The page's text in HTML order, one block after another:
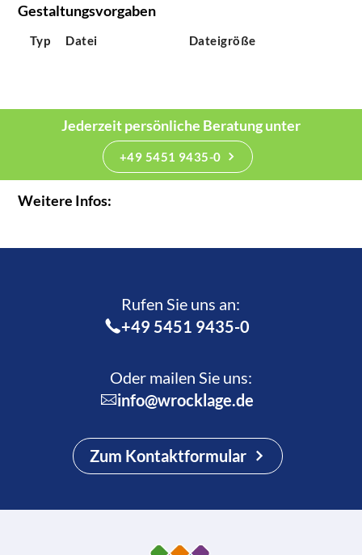
Gestaltungsvorgaben
Typ Datei Dateigröße
Jederzeit persönliche Beratung unter
+49 5451 9435-0
Weitere Infos:
Rufen Sie uns an:­
+49 5451 9435-0
Oder mailen Sie uns:
info@wrocklage.de
Zum Kontaktformular